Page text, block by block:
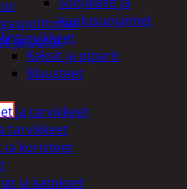
kuulosuojaimet
Keksit ja piparit
Mausteet
ja purut
ja tarvikkeet
tarvikkeet
ja koristeet
ja katokset